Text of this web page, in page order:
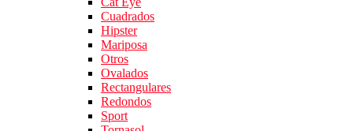
Cuadrados
Hipster
Mariposa
Otros
Ovalados
Rectangulares
Redondos
Sport